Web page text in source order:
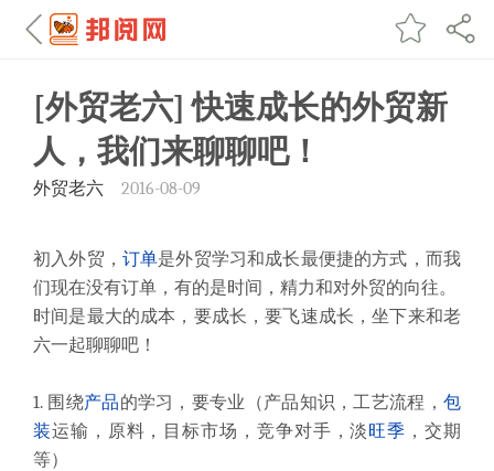
[外贸老六] 快速成长的外贸新
人，我们来聊聊吧！
外贸老六 2016-08-09
初入外贸， 订单是外贸学习和成长最便捷的方式，而我
们现在没有订单，有的是时间，精力和对外贸的向往。
时间是最大的成本，要成长，要飞速成长，坐下来和老
六一起聊聊吧！
1. 围绕产品的学习，要专业（产品知识，工艺流程，包
装运输，原料，目标市场，竞争对手，淡旺季 ，交期
等）